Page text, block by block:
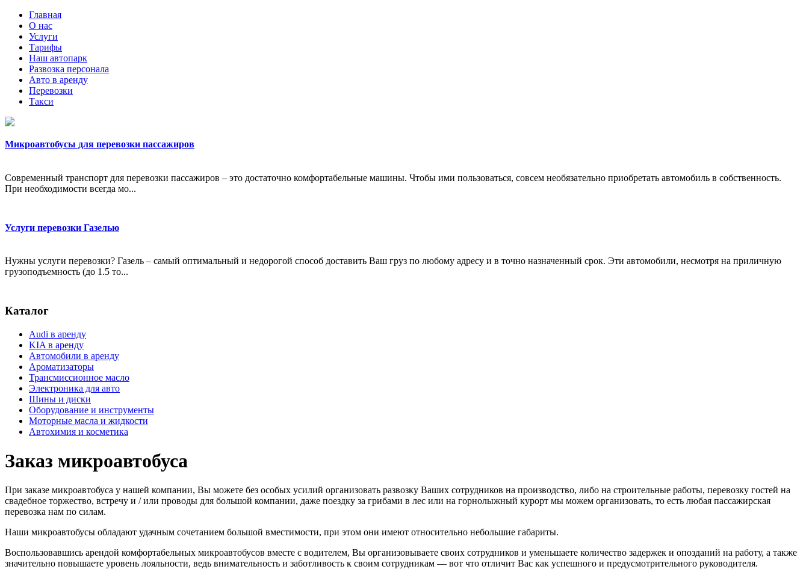
Главная
О нас
Услуги
Тарифы
Наш автопарк
Развозка персонала
Авто в аренду
Перевозки
Такси
Микроавтобусы для перевозки пассажиров
Современный транспорт для перевозки пассажиров – это достаточно комфортабельные машины. Чтобы ими пользоваться, совсем необязательно приобретать автомобиль в собственность.
При необходимости всегда мо...
Услуги перевозки Газелью
Нужны услуги перевозки? Газель – самый оптимальный и недорогой способ доставить Ваш груз по любому адресу и в точно назначенный срок. Эти автомобили, несмотря на приличную
грузоподъемность (до 1.5 то...
Каталог
Audi в аренду
KIA в аренду
Автомобили в аренду
Ароматизаторы
Трансмиссионное масло
Электроника для авто
Шины и диски
Оборудование и инструменты
Моторные масла и жидкости
Автохимия и косметика
Заказ микроавтобуса
При заказе микроавтобуса у нашей компании, Вы можете без особых усилий организовать развозку Ваших сотрудников на производство, либо на строительные работы, перевозку гостей на
свадебное торжество, встречу и / или проводы для большой компании, даже поездку за грибами в лес или на горнолыжный курорт мы можем организовать, то есть любая пассажирская
перевозка нам по силам.
Наши микроавтобусы обладают удачным сочетанием большой вместимости, при этом они имеют относительно небольшие габариты.
Воспользовавшись арендой комфортабельных микроавтобусов вместе с водителем, Вы организовываете своих сотрудников и уменьшаете количество задержек и опозданий на работу, а также
значительно повышаете уровень лояльности, ведь внимательность и заботливость к своим сотрудникам — вот что отличит Вас как успешного и предусмотрительного руководителя.